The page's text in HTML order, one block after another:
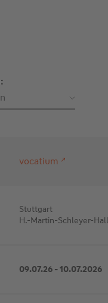
vocatium
Stuttgart
H.-Martin-Schleyer-
09.07.26 - 10.07.2026